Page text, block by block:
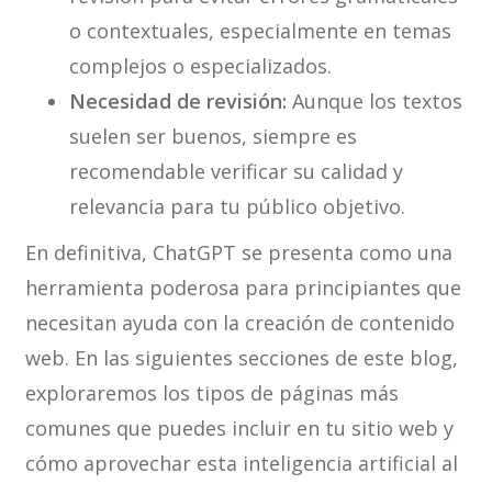
o contextuales, especialmente en temas
complejos o especializados.
Necesidad de revisión: Aunque los textos
suelen ser buenos, siempre es
recomendable verificar su calidad y
relevancia para tu público objetivo.
En definitiva, ChatGPT se presenta como una
herramienta poderosa para principiantes que
necesitan ayuda con la creación de contenido
web. En las siguientes secciones de este blog,
exploraremos los tipos de páginas más
comunes que puedes incluir en tu sitio web y
cómo aprovechar esta inteligencia artificial al